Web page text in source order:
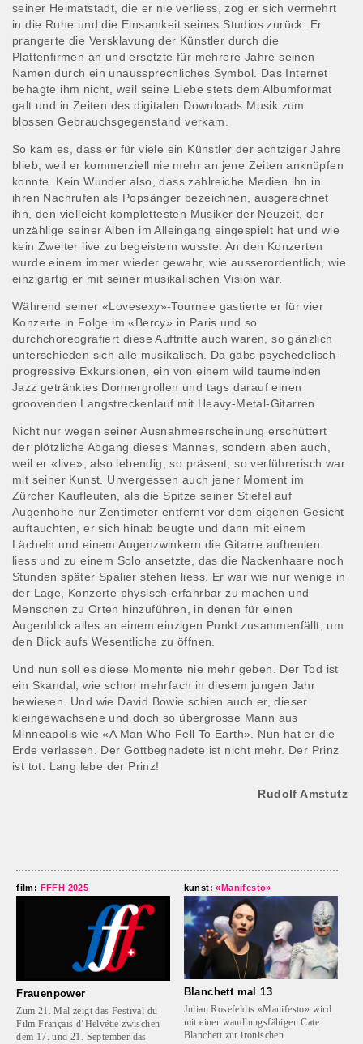
seiner Heimatstadt, die er nie verliess, zog er sich vermehrt
in die Ruhe und die Einsamkeit seines Studios zurück. Er
prangerte die Versklavung der Künstler durch die
Plattenfirmen an und ersetzte für mehrere Jahre seinen
Namen durch ein unaussprechliches Symbol. Das Internet
behagte ihm nicht, weil seine Liebe stets dem Albumformat
galt und in Zeiten des digitalen Downloads Musik zum
blossen Gebrauchsgegenstand verkam.
So kam es, dass er für viele ein Künstler der achtziger Jahre
blieb, weil er kommerziell nie mehr an jene Zeiten anknüpfen
konnte. Kein Wunder also, dass zahlreiche Medien ihn in
ihren Nachrufen als Popsänger bezeichnen, ausgerechnet
ihn, den vielleicht komplettesten Musiker der Neuzeit, der
unzählige seiner Alben im Alleingang eingespielt hat und wie
kein Zweiter live zu begeistern wusste. An den Konzerten
wurde einem immer wieder gewahr, wie ausserordentlich, wie
einzigartig er mit seiner musikalischen Vision war.
Während seiner «Lovesexy»-Tournee gastierte er für vier
Konzerte in Folge im «Bercy» in Paris und so
durchchoreografiert diese Auftritte auch waren, so gänzlich
unterschieden sich alle musikalisch. Da gabs psychedelisch-
progressive Exkursionen, ein von einem wild taumelnden
Jazz getränktes Donnergrollen und tags darauf einen
groovenden Langstreckenlauf mit Heavy-Metal-Gitarren.
Nicht nur wegen seiner Ausnahmeerscheinung erschüttert
der plötzliche Abgang dieses Mannes, sondern aben auch,
weil er «live», also lebendig, so präsent, so verführerisch war
mit seiner Kunst. Unvergessen auch jener Moment im
Zürcher Kaufleuten, als die Spitze seiner Stiefel auf
Augenhöhe nur Zentimeter entfernt vor dem eigenen Gesicht
auftauchten, er sich hinab beugte und dann mit einem
Lächeln und einem Augenzwinkern die Gitarre aufheulen
liess und zu einem Solo ansetzte, das die Nackenhaare noch
Stunden später Spalier stehen liess. Er war wie nur wenige in
der Lage, Konzerte physisch erfahrbar zu machen und
Menschen zu Orten hinzuführen, in denen für einen
Augenblick alles an einem einzigen Punkt zusammenfällt, um
den Blick aufs Wesentliche zu öffnen.
Und nun soll es diese Momente nie mehr geben. Der Tod ist
ein Skandal, wie schon mehrfach in diesem jungen Jahr
bewiesen. Und wie David Bowie schien auch er, dieser
kleingewachsene und doch so übergrosse Mann aus
Minneapolis wie «A Man Who Fell To Earth». Nun hat er die
Erde verlassen. Der Gottbegnadete ist nicht mehr. Der Prinz
ist tot. Lang lebe der Prinz!
Rudolf Amstutz
film: FFFH 2025
Frauenpower
Zum 21. Mal zeigt das Festival du
Film Français d’Helvétie zwischen
dem 17. und 21. September das
kunst:«Manifesto»
Blanchett mal 13
Julian Rosefeldts «Manifesto» wird
mit einer wandlungsfähigen Cate
Blanchett zur ironischen